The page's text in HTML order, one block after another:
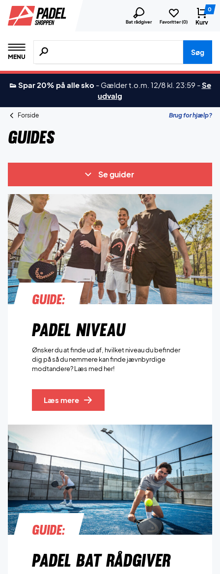
Bat rådgiver Favoritter (0)
0
Kurv
MENU
Søg efter produkter, mærker etc.
Søg
👟 Spar 20% på alle sko - Gælder t.o.m. 12/8 kl. 23:59 -Se
udvalg
Forside Brug for hjælp?
Guides
Se guider
Guide:
Padel niveau
Ønsker du at finde ud af, hvilket niveau du befinder
dig på så du nemmere kan finde jævnbyrdige
modtandere? Læs med her!
Læs mere
Guide:
Padel Bat Rådgiver